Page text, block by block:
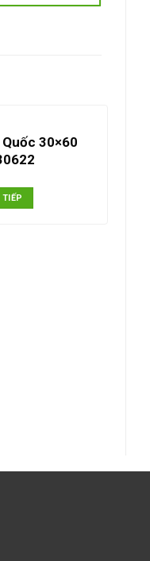
30×60
TIẾP